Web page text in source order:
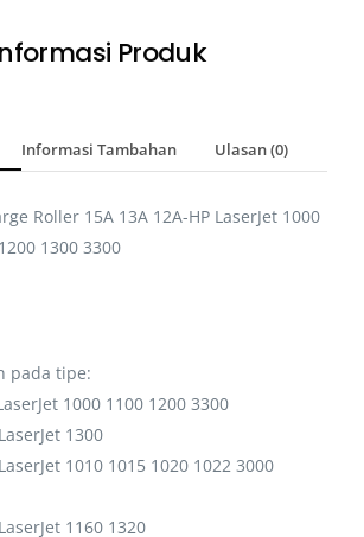
Produk
Informasi Tambahan Ulasan (0)
Roller 15A 13A 12A-HP LaserJet 1000
1300 3300
pada tipe:
1000 1100 1200 3300
1300
1010 1015 1020 1022 3000
1160 1320